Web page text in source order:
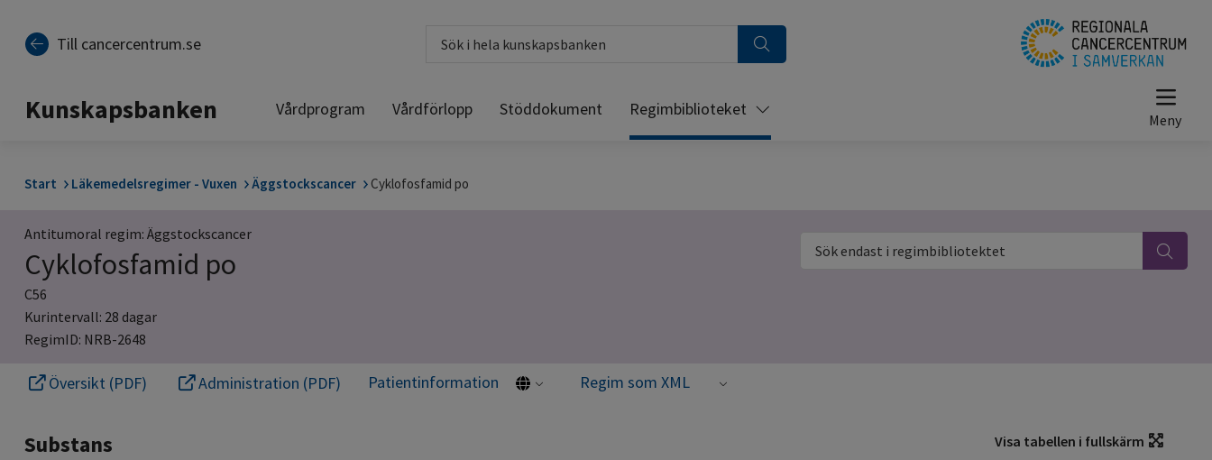
Till cancercentrum.se
Kunskapsbanken Vårdprogram Vårdförlopp Stöddokument Regimbiblioteket
Start Läkemedelsregimer - Vuxen Äggstockscancer Cyklofosfamid po
Antitumoral regim: Äggstockscancer
Cyklofosfamid po
C56
Kurintervall: 28 dagar
RegimID: NRB-2648
Sök endast i regimbibliotektet
Översikt (PDF) Administration (PDF) Patientinformation Regim som XML
Substans Visa tabellen i fullskärm